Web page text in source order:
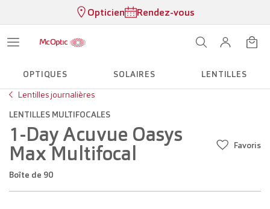
Opticien Rendez-vous
OPTIQUES SOLAIRES
LENTILLES
Lentilles journalières
LENTILLES MULTIFOCALES
1-Day Acuvue Oasys
Max Multifocal
Boîte de 90
Favoris